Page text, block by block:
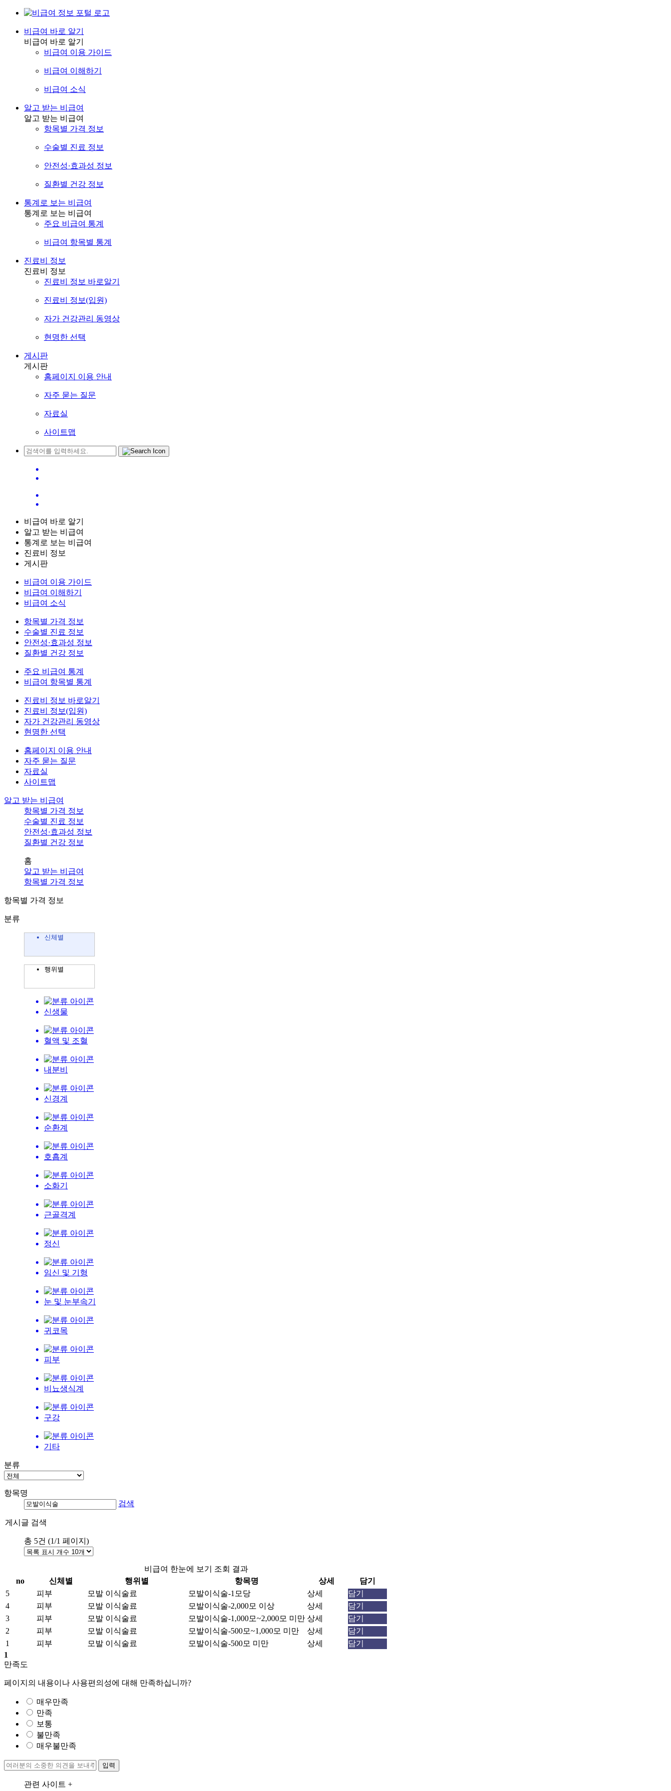
비급여 바로 알기
비급여 바로 알기
비급여 이용 가이드
비급여 이해하기
비급여 소식
알고 받는 비급여
알고 받는 비급여
항목별 가격 정보
수술별 진료 정보
안전성·효과성 정보
질환별 건강 정보
통계로 보는 비급여
통계로 보는 비급여
주요 비급여 통계
비급여 항목별 통계
진료비 정보
진료비 정보
진료비 정보 바로알기
진료비 정보(입원)
자가 건강관리 동영상
현명한 선택
게시판
게시판
홈페이지 이용 안내
자주 묻는 질문
자료실
사이트맵
비급여 바로 알기
알고 받는 비급여
통계로 보는 비급여
진료비 정보
게시판
비급여 이용 가이드
비급여 이해하기
비급여 소식
항목별 가격 정보
수술별 진료 정보
안전성·효과성 정보
질환별 건강 정보
주요 비급여 통계
비급여 항목별 통계
진료비 정보 바로알기
진료비 정보(입원)
자가 건강관리 동영상
현명한 선택
홈페이지 이용 안내
자주 묻는 질문
자료실
사이트맵
알고 받는 비급여
항목별 가격 정보
수술별 진료 정보
안전성·효과성 정보
질환별 건강 정보
홈
알고 받는 비급여
항목별 가격 정보
항목별 가격 정보
분류
신체별
행위별
신생물
혈액 및 조혈
내분비
신경계
순환계
호흡계
소화기
근골격계
정신
임신 및 기형
눈 및 눈부속기
귀코목
피부
비뇨생식계
구강
기타
분류
항목명
검색
게시글 검색
총 5건 (1/1 페이지)
비급여 한눈에 보기 조회 결과
no
신체별 행위별 항목명 상세
담기
5
피부 모발 이식술료 모발이식술-1모당 상세
담기
4
피부 모발 이식술료 모발이식술-2,000모 이상 상세
담기
3
피부 모발 이식술료 모발이식술-1,000모~2,000모 미만 상세
담기
2
피부 모발 이식술료 모발이식술-500모~1,000모 미만 상세
담기
1
피부 모발 이식술료 모발이식술-500모 미만 상세
담기
1
만족도
페이지의 내용이나 사용편의성에 대해 만족하십니까?
매우만족
만족
보통
불만족
매우불만족
입력
관련 사이트 +